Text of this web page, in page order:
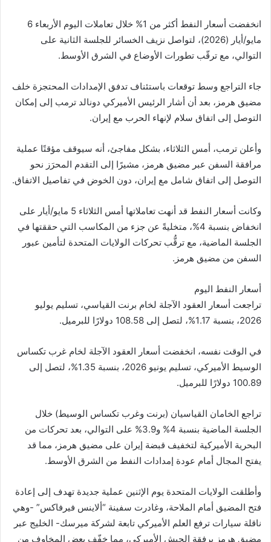
o
o
k
p
p
g
er
k
انخفضت أسعار النفط أكثر من 1% خلال تعاملات اليوم الأربعاء 6
مايو/أيار (2026)، لتواصل نزيف الخسائر للجلسة الثانية على
التوالي، مع ترقّب تطورات الأوضاع في الشرق الأوسط.
جاء التراجع وسط توقعات باستئناف تدفق الإمدادات المحتجزة خلف
مضيق هرمز، بعد أن أشار الرئيس الأميركي دونالد ترمب إلى إمكان
التوصل إلى اتفاق سلام لإنهاء الحرب مع إيران.
وأعلن ترمب، أمس الثلاثاء، بشكل مفاجئ، أنه سيوقف مؤقتًا عملية
مرافقة السفن عبر مضيق هرمز، مشيرًا إلى التقدم المحرَز نحو
التوصل إلى اتفاق شامل مع إيران، دون الخوض في تفاصيل الاتفاق.
وكانت أسعار النفط قد أنهت تعاملاتها أمس الثلاثاء 5 مايو/أيار على
انخفاض بنسبة 4%، متخليةً عن جزء من المكاسب التي حققتها في
الجلسة الماضية، مع ترقُّب تحركات الولايات المتحدة لتأمين عبور
السفن من مضيق هرمز.
أسعار النفط اليوم
تراجعت أسعار العقود الآجلة لخام برنت القياسي، تسليم يوليو
2026، بنسبة 1.17%، لتصل إلى 108.58 دولارًا للبرميل.
في الوقت نفسه، انخفضت أسعار العقود الآجلة لخام غرب تكساس
الوسيط الأميركي، تسليم يونيو 2026، بنسبة 1.35%، لتصل إلى
100.89 دولارًا للبرميل.
تراجع الخامان القياسيان (برنت وغرب تكساس الوسيط) خلال
الجلسة الماضية بنسبة 4% و3.9% على التوالي، بعد تحركات من
البحرية الأميركية لتخفيف قبضة إيران على مضيق هرمز، مما قد
يفتح المجال أمام عودة إمدادات النفط من الشرق الأوسط.
وأطلقت الولايات المتحدة يوم الإثنين عملية جديدة تهدف إلى إعادة
فتح المضيق أمام الملاحة، وغادرت سفينة “ألاينس فيرفاكس” -وهي
ناقلة سيارات ترفع العلم الأميركي تابعة لشركة ميرسك- الخليج عبر
مضيق هرمز برفقة الجيش الأميركي، مما خفّف بعض المخاوف من